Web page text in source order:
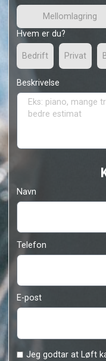
Ønsker du også:
Nedpakking
Mellomlagring
Beskrivelse